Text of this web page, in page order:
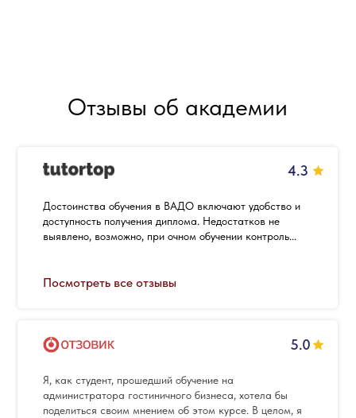
Отзывы об академии
Посмотреть все отзывы
Я, как студент, прошедший обучение на
администратора гостиничного бизнеса, хотела бы
поделиться своим мнением об этом курсе. В целом, я
5.0
Достоинства обучения в ВАДО включают удобство и
доступность получения диплома. Недостатков не
выявлено, возможно, при очном обучении контроль...
4.3